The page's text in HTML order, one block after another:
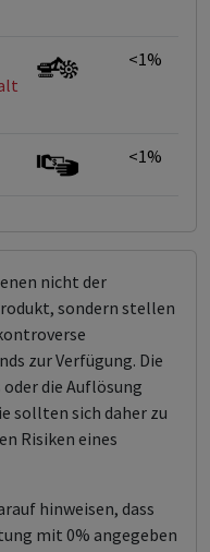
<1%
<1%
nicht der
sondern stellen
zur Verfügung. Die
die Auflösung
sollten sich daher zu
Risiken eines
hinweisen, dass
mit 0% angegeben